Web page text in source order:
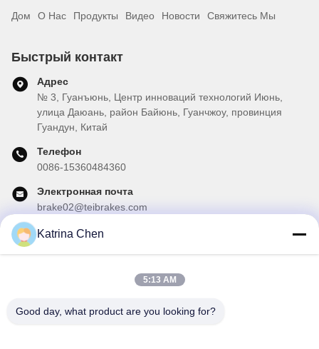
Дом О Нас Продукты Видео Новости Свяжитесь Мы
Быстрый контакт
Адрес
№ 3, Гуанъюнь, Центр инноваций технологий Июнь,
улица Даюань, район Байюнь, Гуанчжоу, провинция
Гуандун, Китай
Телефон
0086-15360484360
Электронная почта
brake02@teibrakes.com
получения скидок и прочего.
Katrina Chen
5:13 AM
Good day, what product are you looking for?